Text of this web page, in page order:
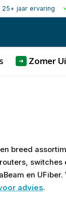
jaar ervaring
➜ Zomer
breed
en
advies.